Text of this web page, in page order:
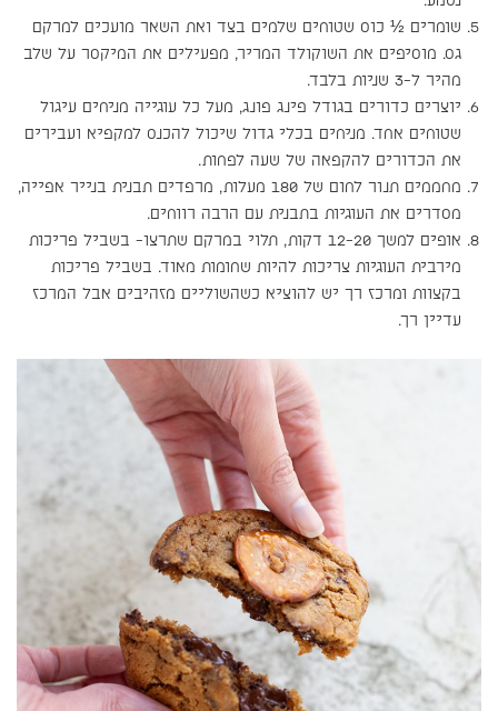
שומרים ½ כוס שטוחים שלמים בצד ואת השאר מועכים למרקם
גס. מוסיפים את השוקולד המריר, מפעילים את המיקסר על שלב
מהיר ל-3 שניות בלבד.
יוצרים כדורים בגודל פינג פונג, מעל כל עוגייה מניחים עיגול
שטוחים אחד. מניחים בכלי גדול שיכול להכנס למקפיא ועבירים
את הכדורים להקפאה של שעה לפחות.
מחממים תנור לחום של 180 מעלות, מרפדים תבנית בנייר אפייה,
מסדרים את העוגיות בתבנית עם הרבה רווחים.
אופים למשך 12-20 דקות, תלוי במרקם שתרצו- בשביל פריכות
מירבית העוגיות צריכות להיות שחומות מאוד. בשביל פריכות
בקצוות ומרכז רך יש להוציא כשהשוליים מזהיבים אבל המרכז
עדיין רך.